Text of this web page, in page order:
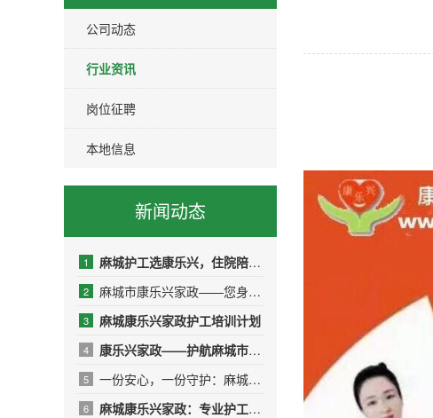
公司动态
行业资讯
岗位征聘
本地信息
新闻动态
1 麻城护工选康乐兴，住院陪护少操心
2 麻城市康乐兴家政——您身边的品质生活管家
3 麻城康乐兴家政护工培训计划
4 康乐兴家政——护航麻城市人民医院，传递温暖与专业
5 一份安心，一份守护：麻城康乐兴家政，用专业与爱心呵护受伤的T
6 麻城康乐兴家政：专业护工，守护健康，让爱无微不至